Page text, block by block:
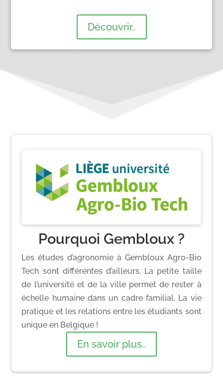
Découvrir..
Pourquoi Gembloux ?
Les études d’agronomie à Gembloux Agro-Bio
Tech sont différentes d’ailleurs. La petite taille
de l’université et de la ville permet de rester à
échelle humaine dans un cadre familial. La vie
pratique et les relations entre les étudiants sont
unique en Belgique !
En savoir plus..